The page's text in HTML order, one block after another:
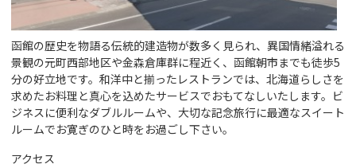
函館の歴史を物語る伝統的建造物が数多く見られ、異国情緒溢れる
景観の元町西部地区や金森倉庫群に程近く、函館朝市までも徒歩5
分の好立地です。和洋中と揃ったレストランでは、北海道らしさを
求めたお料理と真心を込めたサービスでおもてなしいたします。ビ
ジネスに便利なダブルルームや、大切な記念旅行に最適なスイート
ルームでお寛ぎのひと時をお過ごし下さい。
アクセス